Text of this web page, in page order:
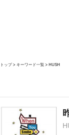
トップ キーワード一覧 HUSH